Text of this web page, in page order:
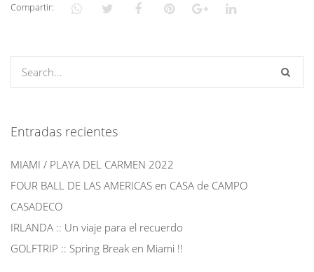
Compartir:
Entradas recientes
MIAMI / PLAYA DEL CARMEN 2022
FOUR BALL DE LAS AMERICAS en CASA de CAMPO
CASADECO
IRLANDA :: Un viaje para el recuerdo
GOLFTRIP :: Spring Break en Miami !!